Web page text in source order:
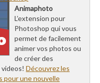
Animaphoto
L’extension pour
Photoshop qui vous
permet de facilement
animer vos photos ou
de créer des
Découvrez les
pour une nouvelle